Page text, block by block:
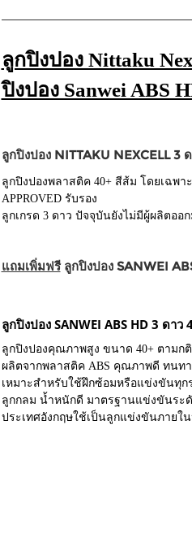
ลูกปิงปอง Nittaku
ปิงปอง Sanwei ABS
ลูกปิงปอง NITTAKU NEXCELL 3
ลูกปิงปองพลาสติค 40+ สีส้ม โดยเฉพ
APPROVED รับรอง
ลูกเกรด 3 ดาว ปัจจุบันยังไม่มีผู้ผลิตอ
แถมเพิ่มฟรีลูกปิงปอง SANWEI
ลูกปิงปอง SANWEI ABS HD 3 ดา
ลูกปิงปองคุณภาพสูง ขนาด 40+ ตามก
ผลิตจากพลาสติค ABS คุณภาพดี ทนท
เหมาะสำหรับใช้ฝึกซ้อมหรือแข่งขันทุก
ลูกกลม น้ำหนักดี มาตรฐานแข่งขันระ
ประเทศอังกฤษใช้เป็นลูกแข่งขันภายใน